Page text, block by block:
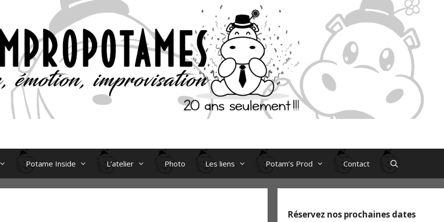
Potame Inside L’atelier Photo Les liens Potam’s Prod Contact
Réservez nos prochaines dates